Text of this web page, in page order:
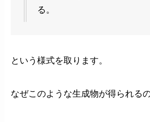
る。
という様式を取ります。
なぜこのような生成物が得られる